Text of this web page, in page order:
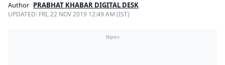
Author PRABHAT KHABAR DIGITAL DESK
UPDATED: FRI, 22 NOV 2019 12:49 AM (IST)
विज्ञापन